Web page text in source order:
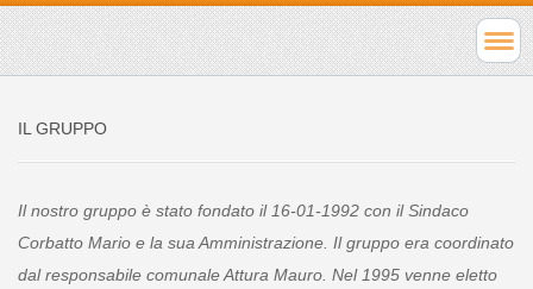
IL GRUPPO
Il nostro gruppo è stato fondato il 16-01-1992 con il Sindaco
Corbatto Mario e la sua Amministrazione. Il gruppo era coordinato
dal responsabile comunale Attura Mauro. Nel 1995 venne eletto